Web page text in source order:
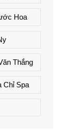
Hoa
Thắng
Chỉ Spa